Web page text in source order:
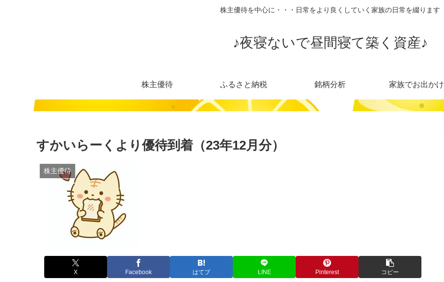
株主優待を中心に・・・日常をより良くしていく家族の日常を綴ります
♪夜寝ないで昼間寝て築く資産♪
株主優待 ふるさと納税 銘柄分析 家族でお出かけ
すかいらーくより優待到着（23年12月分）
株主優待
X Facebook はてブ LINE Pinterest コピー